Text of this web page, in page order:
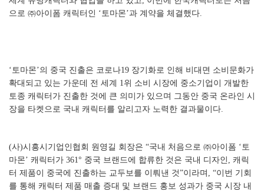
으로 ㈜아이폼 캐릭터인 ‘토마몬’과 계약을 체결했다.
‘토마몬’의 중국 진출은 코로나19 장기화로 인해 비대면 소비문화가
확대되고 있는 가운데 전 세계 1위 소비 시장에 중소기업이 개발한
토종 캐릭터가 진출한 것에 큰 의미가 있으며 그동안 중국 온라인 시
장을 타켓으로 국내 캐릭터를 알리고자 노력한 결과물이다.
(사)시흥시기업인협회 원영길 회장은 “국내 처음으로 ㈜아이폼 ‘토
마몬’ 캐릭터가 361° 중국 브랜드에 합류한 것은 국내 디자인, 캐릭
터 제품이 중국에 진출하는 교두보를 이뤄낸 것”이라며, “이번 기회
를 통해 캐릭터 제품 매출 증대 및 브랜드 홍보 성과가 중국 시장 내